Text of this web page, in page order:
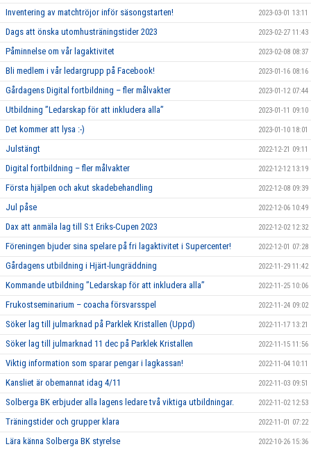
Inventering av matchtröjor inför säsongstarten! 2023-03-01 13:11
Dags att önska utomhusträningstider 2023 2023-02-27 11:43
Påminnelse om vår lagaktivitet 2023-02-08 08:37
Bli medlem i vår ledargrupp på Facebook! 2023-01-16 08:16
Gårdagens Digital fortbildning – fler målvakter 2023-01-12 07:44
Utbildning ”Ledarskap för att inkludera alla” 2023-01-11 09:10
Det kommer att lysa :-) 2023-01-10 18:01
Julstängt 2022-12-21 09:11
Digital fortbildning – fler målvakter 2022-12-12 13:19
Första hjälpen och akut skadebehandling 2022-12-08 09:39
Jul påse 2022-12-06 10:49
Dax att anmäla lag till S:t Eriks-Cupen 2023 2022-12-02 12:32
Föreningen bjuder sina spelare på fri lagaktivitet i Supercenter! 2022-12-01 07:28
Gårdagens utbildning i Hjärt-lungräddning 2022-11-29 11:42
Kommande utbildning ”Ledarskap för att inkludera alla” 2022-11-25 10:06
Frukostseminarium – coacha försvarsspel 2022-11-24 09:02
Söker lag till julmarknad på Parklek Kristallen (Uppd) 2022-11-17 13:21
Söker lag till julmarknad 11 dec på Parklek Kristallen 2022-11-15 11:56
Viktig information som sparar pengar i lagkassan! 2022-11-04 10:11
Kansliet är obemannat idag 4/11 2022-11-03 09:51
Solberga BK erbjuder alla lagens ledare två viktiga utbildningar. 2022-11-02 12:53
Träningstider och grupper klara 2022-11-01 07:22
Lära känna Solberga BK styrelse 2022-10-26 15:36